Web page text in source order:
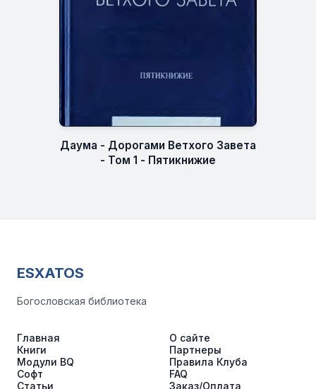
Даума - Дорогами Ветхого Завета
- Том 1 - Пятикнижие
ESXATOS
Богословская библиотека
Главная
Книги
Модули BQ
Софт
Статьи
О сайте
Партнеры
Правила Клуба
FAQ
Заказ/Оплата